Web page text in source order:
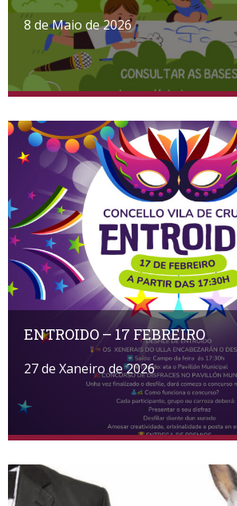
8 de Maio de 2026
ENTROIDO – 17 FEBREIRO
27 de Xaneiro de 2026